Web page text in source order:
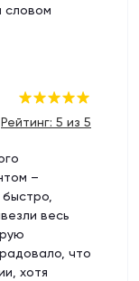
словом
Рейтинг: 5 из 5
–
весь
что
хотя